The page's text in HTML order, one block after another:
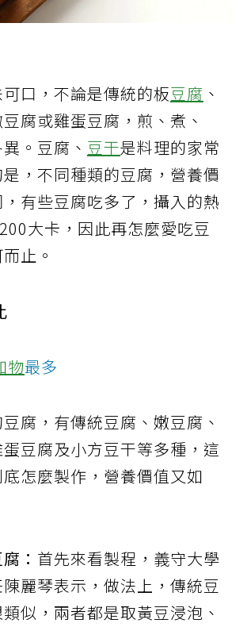
口，不論是傳統的板豆腐 、
腐或雞蛋豆腐，煎、煮、
。豆腐、 豆干是料理的家常
，不同種類的豆腐，營養價
有些豆腐吃多了，攝入的熱
大卡，因此再怎麼愛吃豆
止。
物最多
腐，有傳統豆腐、嫩豆腐、
豆腐及小方豆干等多種，這
怎麼製作，營養價值又如
： 首先來看製程，義守大學
麗琴表示，做法上，傳統豆
似，兩者都是取黃豆浸泡、